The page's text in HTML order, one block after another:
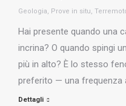
Geologia, Prove in situ,
Hai presente quando una
incrina? O quando spingi
più in alto? È lo stesso
preferito — una frequenza
Dettagli